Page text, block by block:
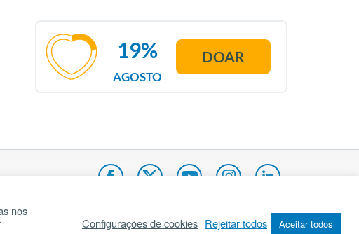
AGOSTO
19% DOAR
Mapa do site Internacional
nos
Configurações de cookies Rejeitar todos Aceitar todos